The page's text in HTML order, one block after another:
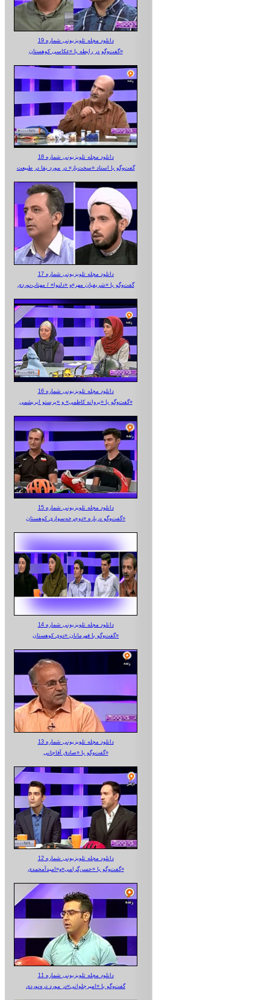
دانلود مجله تلویزیونی شماره 19
گفت‌وگو در رابطه با «عکاسی کوهستان»
دانلود مجله تلویزیونی شماره 18
گفت‌وگو با استاد «سخت‌باز» در مورد بقا در طبیعت
دانلود مجله تلویزیونی شماره 17
گفت‌وگو با «شریفیان مهر»‌و «دلنوا» / مهتاب‌نوردی
دانلود مجله تلویزیونی شماره 16
گفت‌وگو با «پروانه کاظمی» و «پرستو‌ ابریشمی»
دانلود مجله تلویزیونی شماره 15
گفت‌وگو درباره «دوچرخه‌سواری کوهستان»
دانلود مجله تلویزیونی شماره 14
گفت‌وگو با قهرمانان «دوی کوهستان»
دانلود مجله تلویزیونی شماره 13
گفت‌وگو با «صادق آقاجانی»
دانلود مجله تلویزیونی شماره 12
گفت‌وگو با «حسن‌گرامی»و«امیدآمحمدی»
دانلود مجله تلویزیونی شماره 11
گفت‌وگو با «امیرجلوانی»در مورد دره‌نوردی